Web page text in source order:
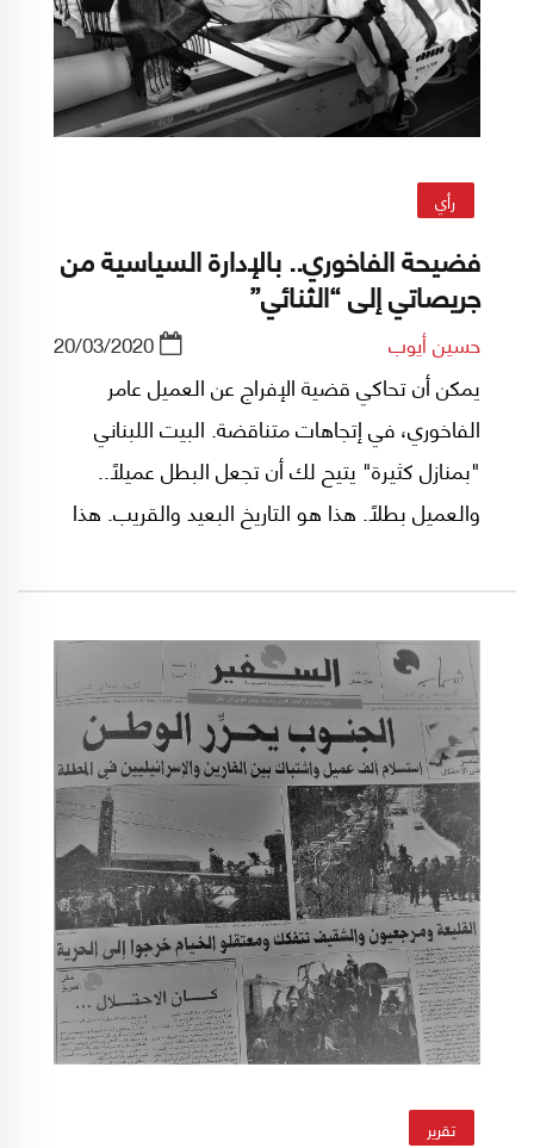
رأي
فضيحة الفاخوري.. بالإدارة السياسية من
جريصاتي إلى “الثنائي”
حسين أيوب 20/03/2020
يمكن أن تحاكي قضية الإفراج عن العميل عامر
الفاخوري، في إتجاهات متناقضة. البيت اللبناني
"بمنازل كثيرة" يتيح لك أن تجعل البطل عميلاً..
والعميل بطلاً. هذا هو التاريخ البعيد والقريب. هذا
مثلاً، يصبح فخر الدين "عميلاً للأستانة" وفي باقي
الكتب هو "البطل اللبناني". ماذا نقول عن بشير
الجميل وحبيب شرتوني؟ عن فرنسوا حلاّل وميشال
عون، يوم قرر الشيوعيون "تصفية" أو "إعدام"
الأخير!
تقرير